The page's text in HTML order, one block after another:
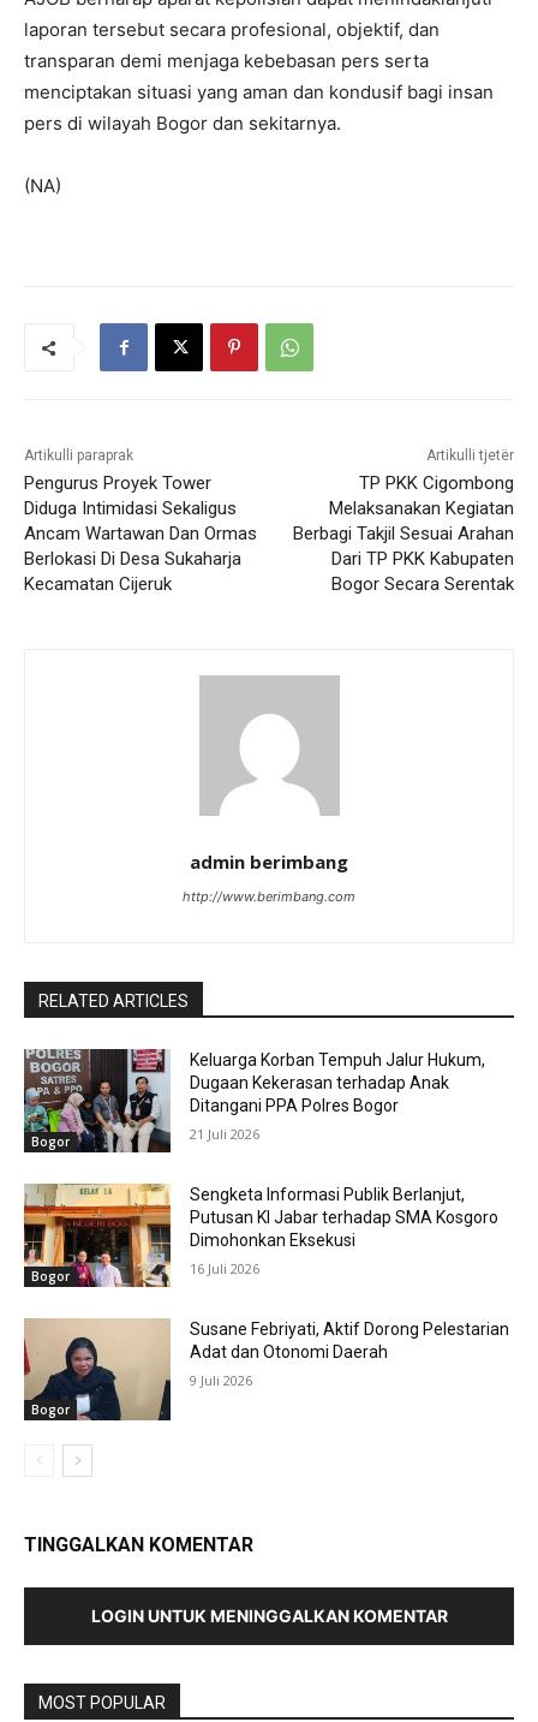
laporan tersebut secara profesional, objektif, dan
transparan demi menjaga kebebasan pers serta
menciptakan situasi yang aman dan kondusif bagi insan
pers di wilayah Bogor dan sekitarnya.
(NA)
Artikulli paraprak
Pengurus Proyek Tower
Diduga Intimidasi Sekaligus
Ancam Wartawan Dan Ormas
Berlokasi Di Desa Sukaharja
Kecamatan Cijeruk
Artikulli tjetër
TP PKK Cigombong
Melaksanakan Kegiatan
Berbagi Takjil Sesuai Arahan
Dari TP PKK Kabupaten
Bogor Secara Serentak
admin berimbang
http://www.berimbang.com
RELATED ARTICLES
Bogor
Keluarga Korban Tempuh Jalur Hukum,
Dugaan Kekerasan terhadap Anak
Ditangani PPA Polres Bogor
21 Juli 2026
Bogor
Sengketa Informasi Publik Berlanjut,
Putusan KI Jabar terhadap SMA Kosgoro
Dimohonkan Eksekusi
16 Juli 2026
Bogor
Susane Febriyati, Aktif Dorong Pelestarian
Adat dan Otonomi Daerah
9 Juli 2026
TINGGALKAN KOMENTAR
LOGIN UNTUK MENINGGALKAN KOMENTAR
MOST POPULAR